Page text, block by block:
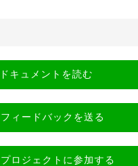
ドキュメントを読む
フィードバックを送る
プロジェクトに参加する